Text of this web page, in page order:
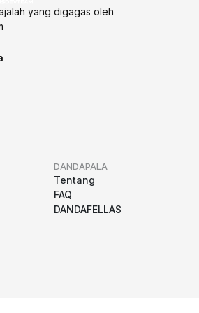
yang digagas oleh
DANDAPALA
Tentang
FAQ
DANDAFELLAS